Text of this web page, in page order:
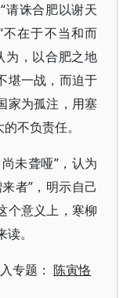
请诛合肥以谢天
在于不当和而
为，以合肥之地
堪一战，而迫于
家为孤注，用塞
不负责任。
未聋哑”，认为
者”，明示自己
个意义上，寒柳
。
专题：陈寅恪